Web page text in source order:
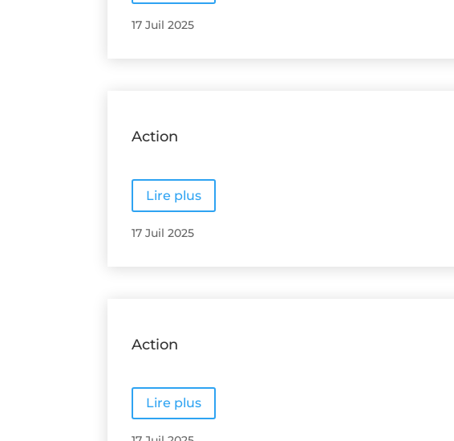
17 Juil 2025
Action
Lire plus
17 Juil 2025
Action
Lire plus